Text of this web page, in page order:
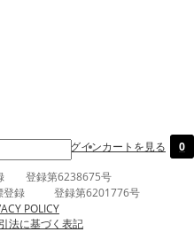
カートを見る
0
ログイン
登録第6238675号
標登録 登録第6201776号
POLICY
法に基づく表記